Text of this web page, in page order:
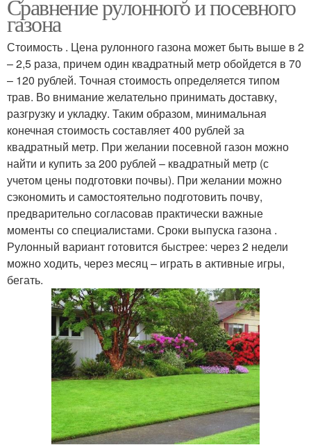
Сравнение рулонного и посевного
газона
Стоимость . Цена рулонного газона может быть выше в 2
– 2,5 раза, причем один квадратный метр обойдется в 70
– 120 рублей. Точная стоимость определяется типом
трав. Во внимание желательно принимать доставку,
разгрузку и укладку. Таким образом, минимальная
конечная стоимость составляет 400 рублей за
квадратный метр. При желании посевной газон можно
найти и купить за 200 рублей – квадратный метр (с
учетом цены подготовки почвы). При желании можно
сэкономить и самостоятельно подготовить почву,
предварительно согласовав практически важные
моменты со специалистами. Сроки выпуска газона .
Рулонный вариант готовится быстрее: через 2 недели
можно ходить, через месяц – играть в активные игры,
бегать.